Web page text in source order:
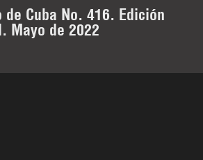
de Cuba No. 416. Edición
Mayo de 2022